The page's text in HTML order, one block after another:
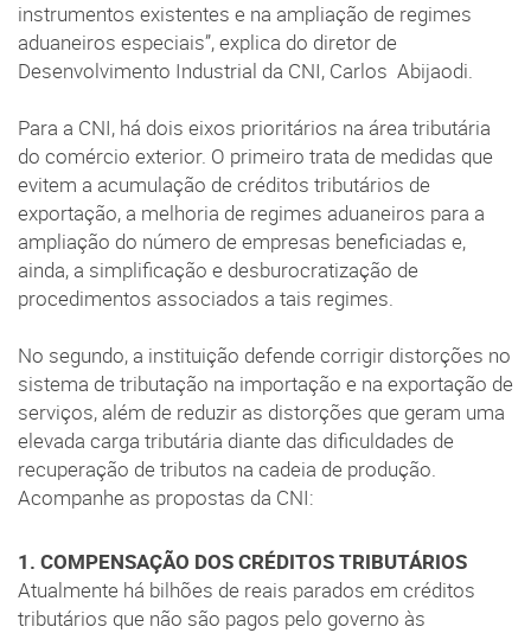
instrumentos existentes e na ampliação de regimes
aduaneiros especiais”, explica do diretor de
Desenvolvimento Industrial da CNI, Carlos Abijaodi.
Para a CNI, há dois eixos prioritários na área tributária
do comércio exterior. O primeiro trata de medidas que
evitem a acumulação de créditos tributários de
exportação, a melhoria de regimes aduaneiros para a
ampliação do número de empresas beneficiadas e,
ainda, a simplificação e desburocratização de
procedimentos associados a tais regimes.
No segundo, a instituição defende corrigir distorções no
sistema de tributação na importação e na exportação de
serviços, além de reduzir as distorções que geram uma
elevada carga tributária diante das dificuldades de
recuperação de tributos na cadeia de produção.
Acompanhe as propostas da CNI:
1. COMPENSAÇÃO DOS CRÉDITOS TRIBUTÁRIOS
Atualmente há bilhões de reais parados em créditos
tributários que não são pagos pelo governo às